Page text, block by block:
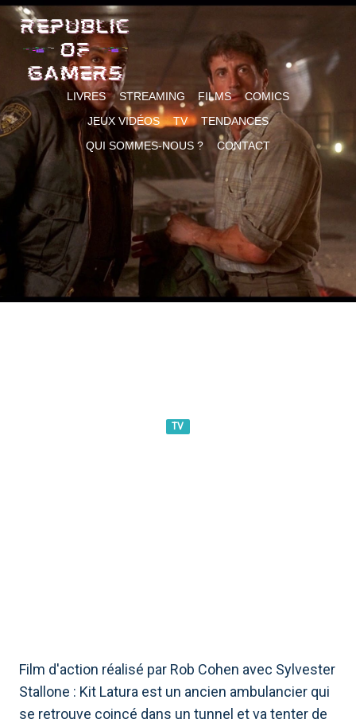
Skip
content
LIVRES STREAMING FILMS
COMICS
JEUX VIDÉOS
TV
TENDANCES
QUI SOMMES-NOUS ?
CONTACT
TV
Film d'action réalisé par Rob Cohen avec Sylvester
Stallone : Kit Latura est un ancien ambulancier qui
se retrouve coincé dans un tunnel et va tenter de